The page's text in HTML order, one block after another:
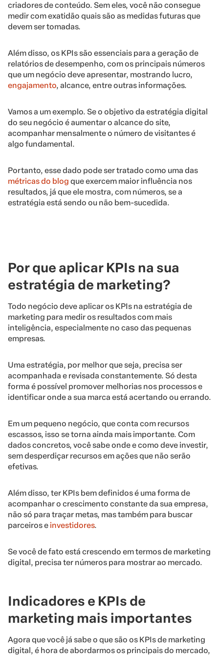
criadores de conteúdo. Sem eles, você não consegue
medir com exatidão quais são as medidas futuras que
devem ser tomadas.
Além disso, os KPIs são essenciais para a geração de
relatórios de desempenho, com os principais números
que um negócio deve apresentar, mostrando lucro,
engajamento, alcance, entre outras informações.
Vamos a um exemplo. Se o objetivo da estratégia digital
do seu negócio é aumentar o alcance do site,
acompanhar mensalmente o número de visitantes é
algo fundamental.
Portanto, esse dado pode ser tratado como uma das
métricas do blog que exercem maior influência nos
resultados, já que ele mostra, com números, se a
estratégia está sendo ou não bem-sucedida.
Por que aplicar KPIs na sua
estratégia de marketing?
Todo negócio deve aplicar os KPIs na estratégia de
marketing para medir os resultados com mais
inteligência, especialmente no caso das pequenas
empresas.
Uma estratégia, por melhor que seja, precisa ser
acompanhada e revisada constantemente. Só desta
forma é possível promover melhorias nos processos e
identificar onde a sua marca está acertando ou errando.
Em um pequeno negócio, que conta com recursos
escassos, isso se torna ainda mais importante. Com
dados concretos, você sabe onde e como deve investir,
sem desperdiçar recursos em ações que não serão
efetivas.
Além disso, ter KPIs bem definidos é uma forma de
acompanhar o crescimento constante da sua empresa,
não só para traçar metas, mas também para buscar
parceiros e investidores.
Se você de fato está crescendo em termos de marketing
digital, precisa ter números para mostrar ao mercado.
Indicadores e KPIs de
marketing mais importantes
Agora que você já sabe o que são os KPIs de marketing
digital, é hora de abordarmos os principais do mercado,